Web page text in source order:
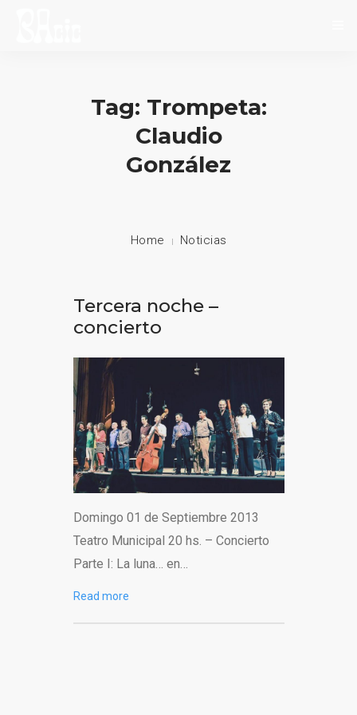
SOBRE NOSOTROSTag: Trompeta:
Claudio
González
Home Noticias
Tercera noche –
concierto
Domingo 01 de Septiembre 2013
Teatro Municipal 20 hs. – Concierto
Parte I: La luna… en…
Read more